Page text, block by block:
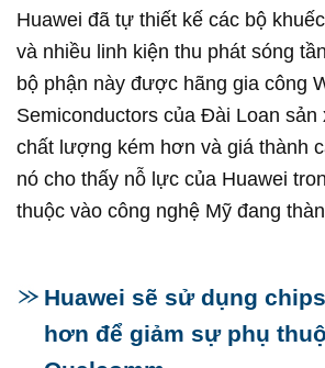
Huawei đã tự thiết kế các bộ
và nhiều linh kiện thu phát sóng
bộ phận này được hãng gia công
Semiconductors của Đài Loan sản
chất lượng kém hơn và giá thành
nó cho thấy nỗ lực của Huawei
thuộc vào công nghệ Mỹ đang
Huawei sẽ sử dụng
hơn để giảm sự phụ